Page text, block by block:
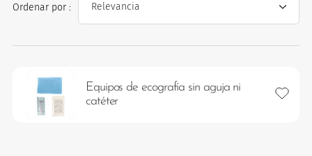
Ordenar por :
Equipos de ecografía sin aguja ni
catéter
Añadir